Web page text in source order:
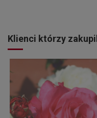
Klienci którzy